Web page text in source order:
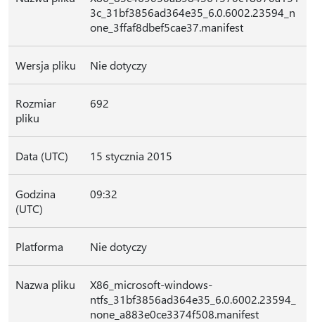
3c_31bf3856ad364e35_6.0.6002.23594_n
one_3ffaf8dbef5cae37.manifest
Wersja pliku Nie dotyczy
Rozmiar
pliku
692
Data (UTC) 15 stycznia 2015
Godzina
(UTC)
09:32
Platforma Nie dotyczy
Nazwa pliku
X86_microsoft-windows-
ntfs_31bf3856ad364e35_6.0.6002.23594_
none_a883e0ce3374f508.manifest